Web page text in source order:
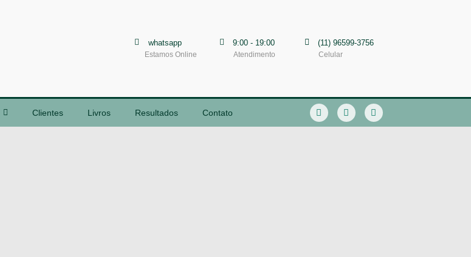
whatsapp
Estamos Online
9:00 - 19:00
Atendimento
(11) 96599-3756
Celular
Clientes Livros Resultados Contato